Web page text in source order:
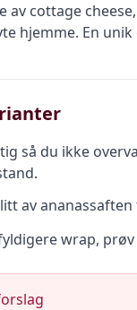
av cottage
hjemme. En
så du ikke
av
wrap,